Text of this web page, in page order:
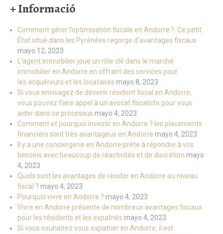
+ Informació
Comment gérer l’optimisation fiscale en Andorre ?. Ce petit
État situé dans les Pyrénées regorge d’avantages fiscaux
mayo 12, 2023
L’agent immobilier joue un rôle clé dans le marché
immobilier en Andorre en offrant des services pour
les acquéreurs et les locataires mayo 8, 2023
Si vous envisagez de devenir résident fiscal en Andorre,
vous pouvez faire appel à un avocat fiscaliste pour vous
aider dans ce processus mayo 4, 2023
Comment et pourquoi investir en Andorre ? les placements
financiers sont très avantageux en Andorre mayo 4, 2023
Il y a une conciergerie en Andorre prête à répondre à vos
besoins avec beaucoup de réactivités et de discrétion mayo
4, 2023
Quels sont les avantages de résider en Andorre au niveau
fiscal ? mayo 4, 2023
Pourquoi vivre en Andorre ? mayo 4, 2023
Vivre en Andorre présente de nombreux avantages fiscaux
pour les résidents et les expatriés mayo 4, 2023
Si vous souhaitez vous expatrier en Andorre, il est